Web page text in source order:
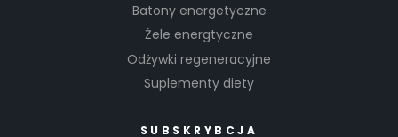
Batony energetyczne
Żele energtyczne
Odżywki regeneracyjne
Suplementy diety
SUBSKRYBCJA